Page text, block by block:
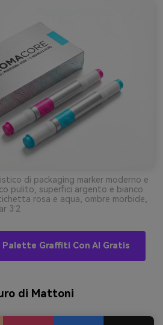
di packaging marker moderno e
pulito, superfici argento e bianco
rosa e aqua, ombre morbide,
3:2
Palette Graffiti Con AI Gratis
di Mattoni